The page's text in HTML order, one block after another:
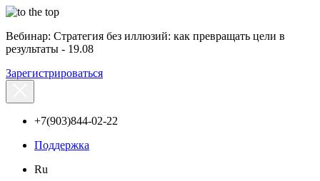
Вебинар: Стратегия без иллюзий: как превращать цели в
результаты - 19.08
Зарегистрироваться
+7(903)844-02-22
Поддержка
Ru